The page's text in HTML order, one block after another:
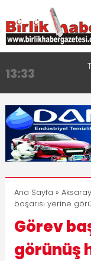
17:15
16:00
8:23
11:30
13:33
Ana Sayfa »
başarısı yerine
Görev
görünüş